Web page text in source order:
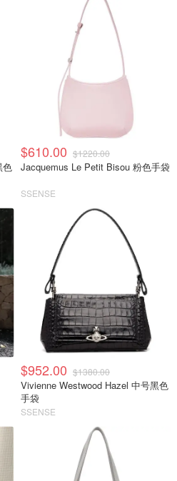
$610.00 $1220.00
Jacquemus Le Petit Bisou 粉色手袋
SSENSE
$952.00 $1380.00
Vivienne Westwood Hazel 中号黑色
手袋
SSENSE